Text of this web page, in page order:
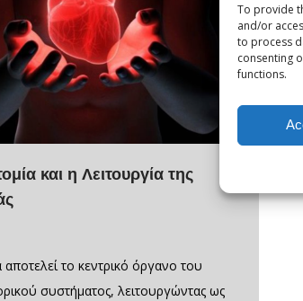
To provide
and/or
to process
consenting
functions.
και η Λειτουργία της
αποτελεί το κεντρικό όργανο του
συστήματος, λειτουργώντας ως